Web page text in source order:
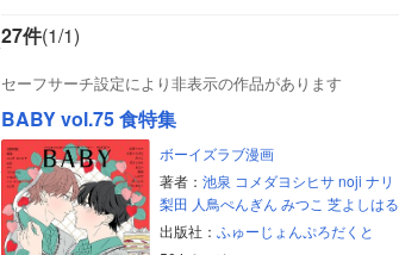
27件(1/1)
セーフサーチ設定により非表示の作品があります
BABY vol.75 食特集
ボーイズラブ漫画
著者： 池泉 コメダヨシヒサ noji ナリ
梨田 人鳥ぺんぎん みつこ 芝よしはる
出版社： ふゅーじょんぷろだくと